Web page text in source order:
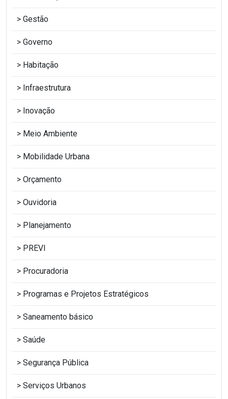
Gestão
Governo
Habitação
Infraestrutura
Inovação
Meio Ambiente
Mobilidade Urbana
Orçamento
Ouvidoria
Planejamento
PREVI
Procuradoria
Programas e Projetos Estratégicos
Saneamento básico
Saúde
Segurança Pública
Serviços Urbanos